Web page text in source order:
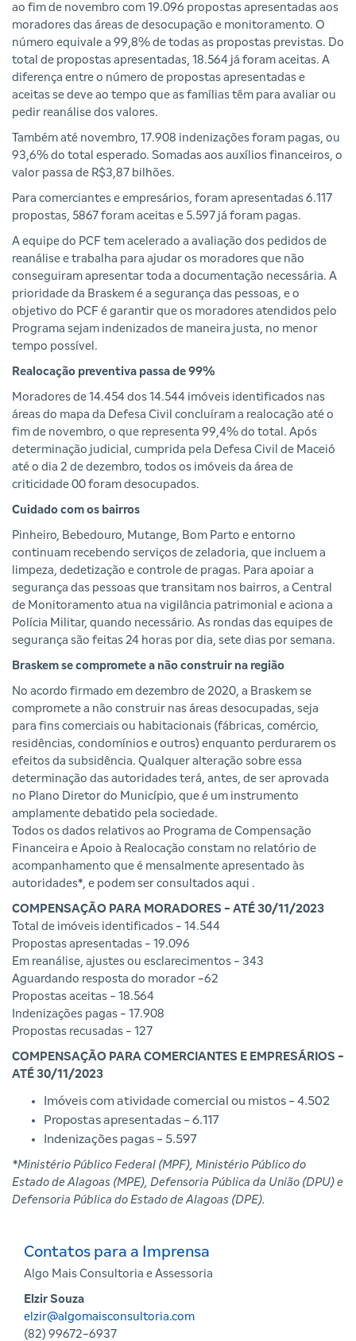
ao fim de novembro com 19.096 propostas apresentadas aos
moradores das áreas de desocupação e monitoramento. O
número equivale a 99,8% de todas as propostas previstas. Do
total de propostas apresentadas, 18.564 já foram aceitas. A
diferença entre o número de propostas apresentadas e
aceitas se deve ao tempo que as famílias têm para avaliar ou
pedir reanálise dos valores.
Também até novembro, 17.908 indenizações foram pagas, ou
93,6% do total esperado. Somadas aos auxílios financeiros, o
valor passa de R$3,87 bilhões.
Para comerciantes e empresários, foram apresentadas 6.117
propostas, 5867 foram aceitas e 5.597 já foram pagas.
A equipe do PCF tem acelerado a avaliação dos pedidos de
reanálise e trabalha para ajudar os moradores que não
conseguiram apresentar toda a documentação necessária. A
prioridade da Braskem é a segurança das pessoas, e o
objetivo do PCF é garantir que os moradores atendidos pelo
Programa sejam indenizados de maneira justa, no menor
tempo possível.
Realocação preventiva passa de 99%
Moradores de 14.454 dos 14.544 imóveis identificados nas
áreas do mapa da Defesa Civil concluíram a realocação até o
fim de novembro, o que representa 99,4% do total. Após
determinação judicial, cumprida pela Defesa Civil de Maceió
até o dia 2 de dezembro, todos os imóveis da área de
criticidade 00 foram desocupados.
Cuidado com os bairros
Pinheiro, Bebedouro, Mutange, Bom Parto e entorno
continuam recebendo serviços de zeladoria, que incluem a
limpeza, dedetização e controle de pragas. Para apoiar a
segurança das pessoas que transitam nos bairros, a Central
de Monitoramento atua na vigilância patrimonial e aciona a
Polícia Militar, quando necessário. As rondas das equipes de
segurança são feitas 24 horas por dia, sete dias por semana.
Braskem se compromete a não construir na região
No acordo firmado em dezembro de 2020, a Braskem se
compromete a não construir nas áreas desocupadas, seja
para fins comerciais ou habitacionais (fábricas, comércio,
residências, condomínios e outros) enquanto perdurarem os
efeitos da subsidência. Qualquer alteração sobre essa
determinação das autoridades terá, antes, de ser aprovada
no Plano Diretor do Município, que é um instrumento
amplamente debatido pela sociedade.
Todos os dados relativos ao Programa de Compensação
Financeira e Apoio à Realocação constam no relatório de
acompanhamento que é mensalmente apresentado às
autoridades*, e podem ser consultados aqui .
COMPENSAÇÃO PARA MORADORES - ATÉ 30/11/2023
Total de imóveis identificados - 14.544
Propostas apresentadas - 19.096
Em reanálise, ajustes ou esclarecimentos - 343
Aguardando resposta do morador -62
Propostas aceitas - 18.564
Indenizações pagas - 17.908
Propostas recusadas - 127
COMPENSAÇÃO PARA COMERCIANTES E EMPRESÁRIOS -
ATÉ 30/11/2023
Imóveis com atividade comercial ou mistos - 4.502
Propostas apresentadas - 6.117
Indenizações pagas - 5.597
*Ministério Público Federal (MPF), Ministério Público do
Estado de Alagoas (MPE), Defensoria Pública da União (DPU) e
Defensoria Pública do Estado de Alagoas (DPE).
Contatos para a Imprensa
Algo Mais Consultoria e Assessoria
Elzir Souza
elzir@algomaisconsultoria.com
(82) 99672-6937